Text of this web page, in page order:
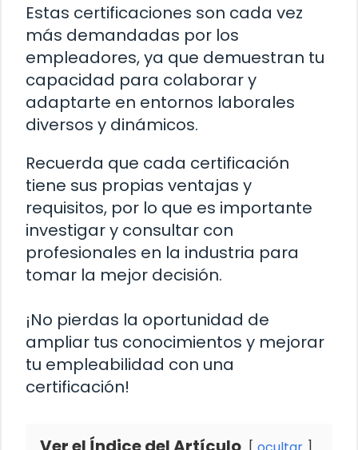
Estas certificaciones son cada vez
más demandadas por los
empleadores, ya que demuestran tu
capacidad para colaborar y
adaptarte en entornos laborales
diversos y dinámicos.
Recuerda que cada certificación
tiene sus propias ventajas y
requisitos, por lo que es importante
investigar y consultar con
profesionales en la industria para
tomar la mejor decisión.
¡No pierdas la oportunidad de
ampliar tus conocimientos y mejorar
tu empleabilidad con una
certificación!